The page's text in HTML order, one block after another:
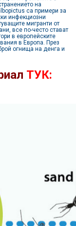
на
са примери за
инфекциозни
мигранти от
все по-често стават
в европейските
в Европа. През
огнища на денга и
ТУК: